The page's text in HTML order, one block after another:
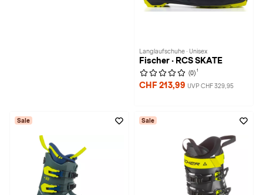
Langlaufschuhe · Unisex
Fischer · RCS SKATE
(0) 1
CHF 213,99 UVP CHF 329,95
Sale Sale